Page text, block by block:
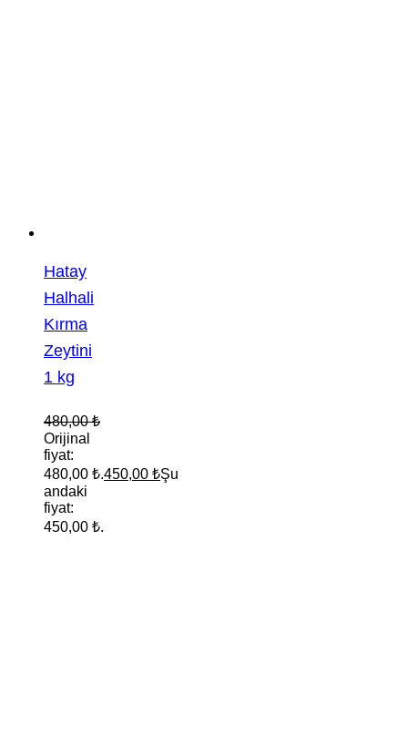
Hatay
Halhali
Kırma
Zeytini
1 kg
480,00₺
Orijinal
fiyat:
480,00 ₺.450,00 ₺Şu
andaki
fiyat:
450,00 ₺.